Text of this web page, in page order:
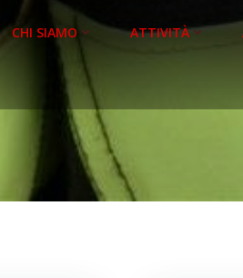
CHI SIAMO ATTIVITÀ